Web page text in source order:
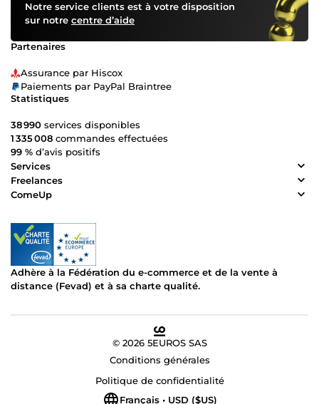
Notre service clients est à votre disposition
sur notre centre d’aide
Partenaires
Assurance par Hiscox
Paiements par PayPal Braintree
Statistiques
38 990 services disponibles
1 335 008 commandes effectuées
99 % d’avis positifs
Services
Freelances
ComeUp
Adhère à la Fédération du e-commerce et de la vente à
distance (Fevad) et à sa charte qualité.
© 2026 5EUROS SAS
Conditions générales
Politique de confidentialité
Français • USD ($US)